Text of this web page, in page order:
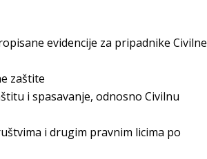
evidencije za pripadnike Civilne
zaštite
i spasavanje, odnosno Civilnu
i drugim pravnim licima po